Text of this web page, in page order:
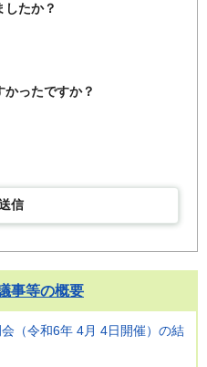
したか？
ったですか？
信
事等の概要
（令和6年 4月 4日開催）の結